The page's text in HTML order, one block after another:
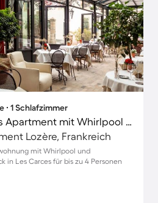
∙ 1 Schlafzimmer
Familienorientiertes Apartment mit Whirlpool | Bergblick | Ideal für Homeoffice
Lozère, Frankreich
mit Whirlpool und
in Les Carces für bis zu 4 Personen